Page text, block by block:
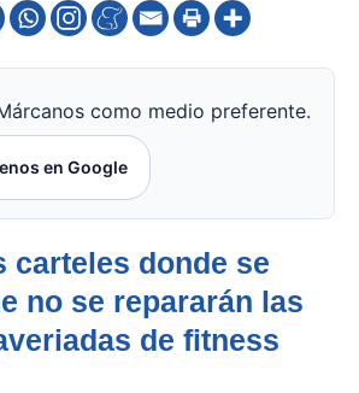
como medio preferente.
en Google
carteles donde se
no se repararán las
de fitness